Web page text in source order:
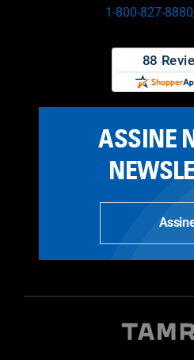
1-800-827-8880
ASSINE